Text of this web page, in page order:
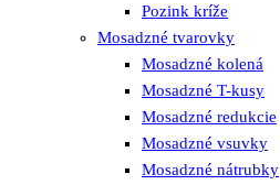
Pozink kríže
Mosadzné tvarovky
Mosadzné kolená
Mosadzné T-kusy
Mosadzné redukcie
Mosadzné vsuvky
Mosadzné nátrubky